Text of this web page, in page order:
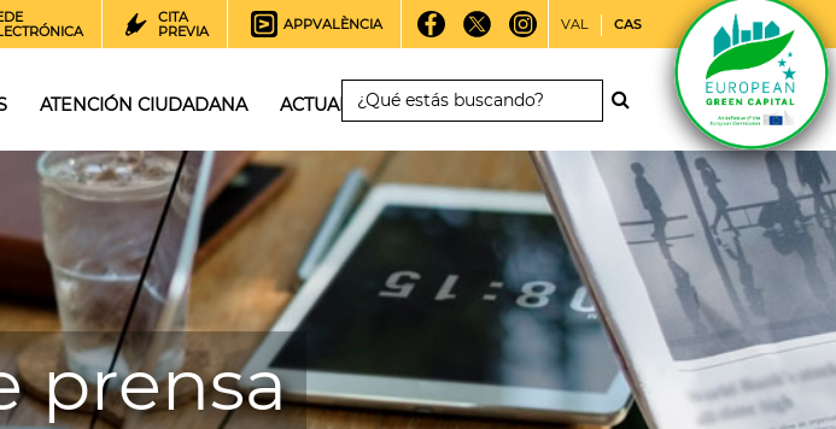
CITA
PREVIA
APPVALÈNCIA VAL CAS
ATENCIÓN CIUDADANA ACTUALIDAD
prensa